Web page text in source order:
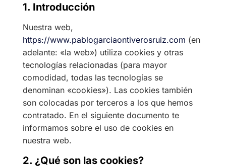
1. Introducción
Nuestra web,
https://www.pablogarciaontiverosruiz.com (en
adelante: «la web») utiliza cookies y otras
tecnologías relacionadas (para mayor
comodidad, todas las tecnologías se
denominan «cookies»). Las cookies también
son colocadas por terceros a los que hemos
contratado. En el siguiente documento te
informamos sobre el uso de cookies en
nuestra web.
2. ¿Qué son las cookies?